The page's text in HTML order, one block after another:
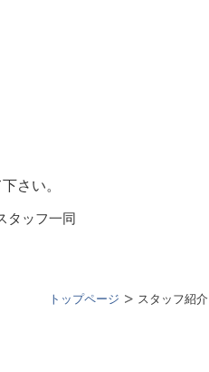
さい。
同
トップページ スタッフ紹介